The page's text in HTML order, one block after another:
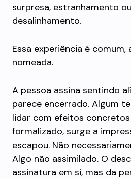
surpresa, estranhamento
desalinhamento.
Essa experiência é comum,
nomeada.
A pessoa assina sentindo
parece encerrado. Algum
lidar com efeitos
formalizado, surge a
escapou. Não
Algo não assimilado. O
assinatura em si, mas da